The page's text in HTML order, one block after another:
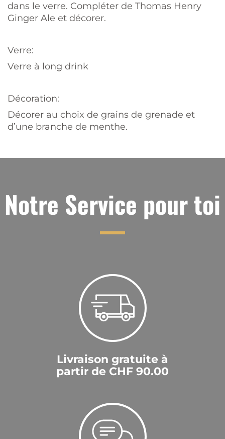
dans le verre. Compléter de Thomas Henry
Ginger Ale et décorer.
Verre:
Verre à long drink
Décoration:
Décorer au choix de grains de grenade et
d’une branche de menthe.
Notre Service pour toi
Livraison gratuite à
partir de CHF 90.00